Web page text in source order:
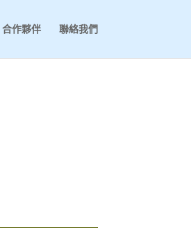
合作夥伴 聯絡我們